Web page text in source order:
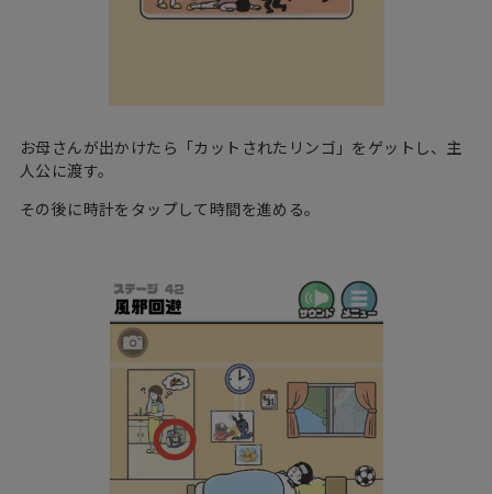
お母さんが出かけたら「カットされたリンゴ」をゲットし、主
人公に渡す。
その後に時計をタップして時間を進める。